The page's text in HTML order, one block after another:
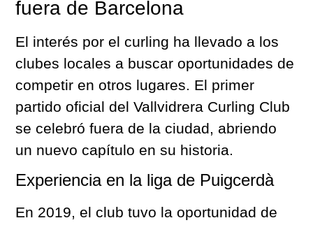
fuera de Barcelona
El interés por el curling ha llevado a los
clubes locales a buscar oportunidades de
competir en otros lugares. El primer
partido oficial del Vallvidrera Curling Club
se celebró fuera de la ciudad, abriendo
un nuevo capítulo en su historia.
Experiencia en la liga de Puigcerdà
En 2019, el club tuvo la oportunidad de